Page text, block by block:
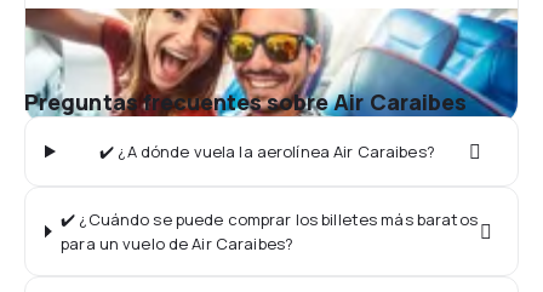
Preguntas frecuentes sobre Air Caraibes
✔️ ¿A dónde vuela la aerolínea Air Caraibes?
✔️ ¿Cuándo se puede comprar los billetes más baratos
para un vuelo de Air Caraibes?